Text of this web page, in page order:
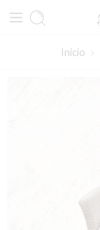
Inicio